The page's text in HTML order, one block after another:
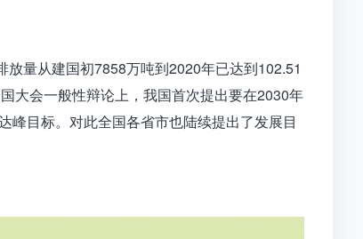
放量从建国初7858万吨到2020年已达到102.51
大会一般性辩论上，我国首次提出要在2030年
峰目标。对此全国各省市也陆续提出了发展目